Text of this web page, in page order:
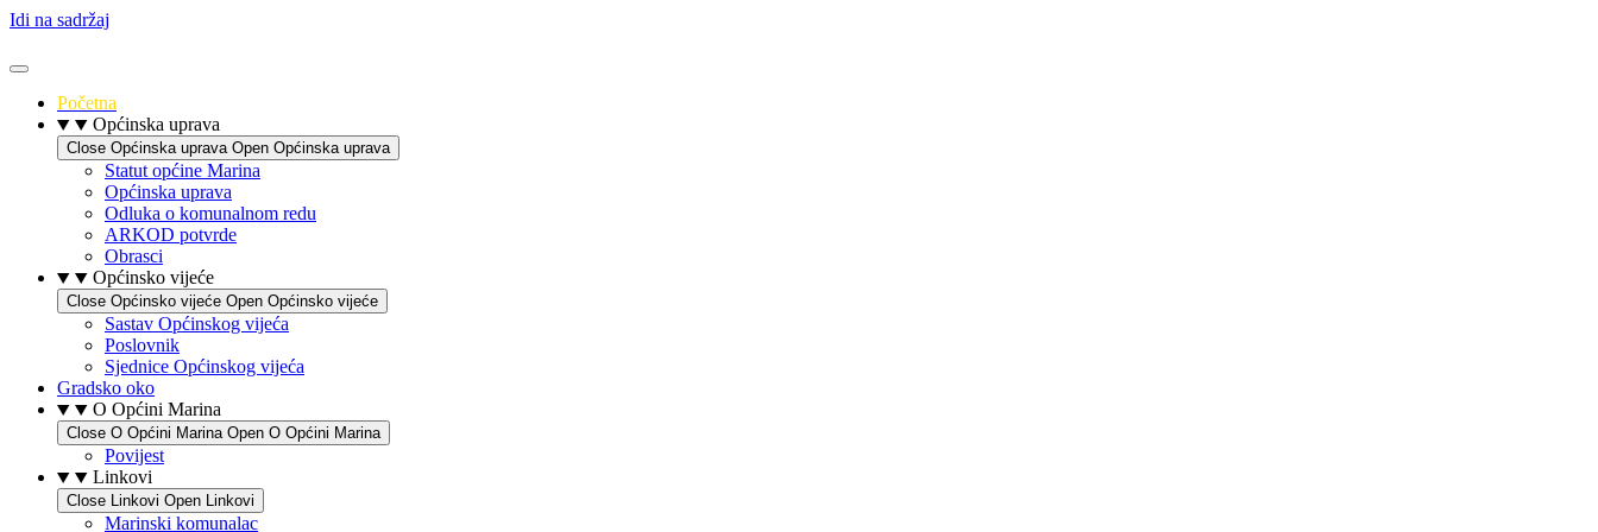
Idi na sadržaj
Početna
Općinska uprava
Close Općinska uprava Open Općinska uprava
Statut općine Marina
Općinska uprava
Odluka o komunalnom redu
ARKOD potvrde
Obrasci
Općinsko vijeće
Close Općinsko vijeće Open Općinsko vijeće
Sastav Općinskog vijeća
Poslovnik
Sjednice Općinskog vijeća
Gradsko oko
O Općini Marina
Close O Općini Marina Open O Općini Marina
Povijest
Linkovi
Close Linkovi Open Linkovi
Marinski komunalac